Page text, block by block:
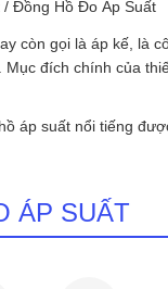
/ Đồng Hồ Đo Áp Suất
còn gọi là áp kế, là
Mục đích chính của
áp suất nổi tiếng
ÁP SUẤT